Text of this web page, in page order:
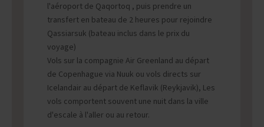
l'aéroport de Qaqortoq , puis prendre un
transfert en bateau de 2 heures pour rejoindre
Qassiarsuk (bateau inclus dans le prix du
voyage)
Vols sur la compagnie Air Greenland au départ
de Copenhague via Nuuk ou vols directs sur
Icelandair au départ de Keflavik (Reykjavik), Les
vols comportent souvent une nuit dans la ville
d'escale à l'aller ou au retour.